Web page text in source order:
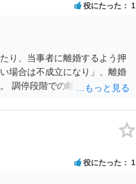
役にたった 1
り、当事者に離婚するよう押
場合は不成立になり」、離婚
調停段階での離婚成立を希望
呑みする、という方法しかな
てしまうと、逆に足下を見ら
が近道であることも少なくあ
役にたった 1